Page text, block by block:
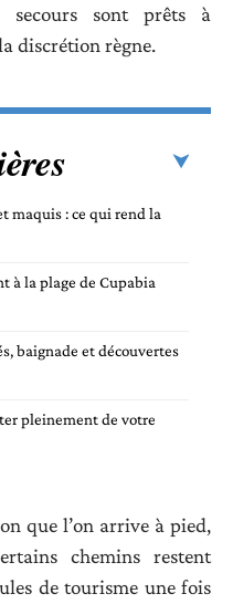
secours sont prêts à
discrétion règne.
maquis : ce qui rend la
à la plage de Cupabia
baignade et découvertes
pleinement de votre
que l’on arrive à pied,
chemins restent
de tourisme une fois